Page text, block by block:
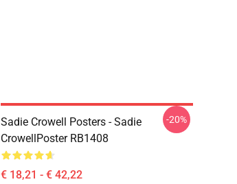
Sadie Crowell Posters - Sadie
CrowellPoster RB1408
€ 18,21 - € 42,22
-20%